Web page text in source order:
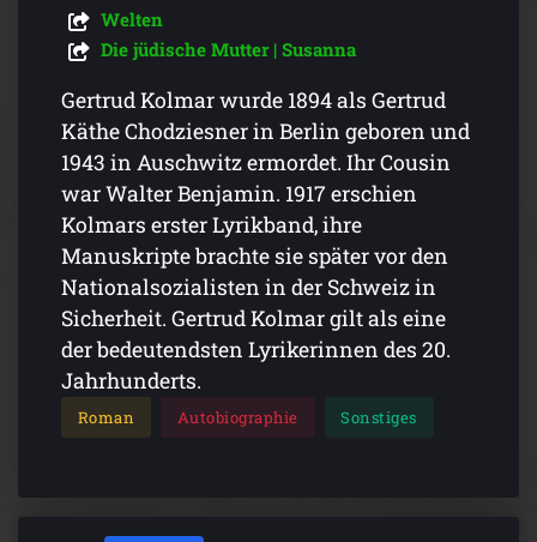
Welten
Die jüdische Mutter | Susanna
Gertrud Kolmar wurde 1894 als Gertrud
Käthe Chodziesner in Berlin geboren und
1943 in Auschwitz ermordet. Ihr Cousin
war Walter Benjamin. 1917 erschien
Kolmars erster Lyrikband, ihre
Manuskripte brachte sie später vor den
Nationalsozialisten in der Schweiz in
Sicherheit. Gertrud Kolmar gilt als eine
der bedeutendsten Lyrikerinnen des 20.
Jahrhunderts.
Roman Autobiographie Sonstiges